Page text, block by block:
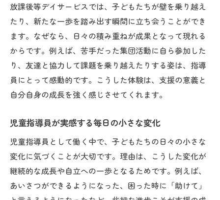
放課後等デイサービスでは、子どもたちが壁を乗り越え
たり、新たな一歩を踏み出す瞬間に立ち会うことができ
ます。なぜなら、日々の積み重ねが成果となって現れる
からです。例えば、苦手だった集団活動に自ら参加した
り、友達と協力して課題を乗り越えたりする姿は、指導
員にとって感動的です。こうした体験は、支援の意義と
自分自身の成長を強く感じさせてくれます。
児童指導員が実感する毎日の小さな変化
児童指導員として働く中で、子どもたちの日々の小さな
変化に気づくことが大切です。理由は、こうした変化が
継続的な成長や自立への一歩となるためです。例えば、
あいさつができるようになった、困った時に「助けて」